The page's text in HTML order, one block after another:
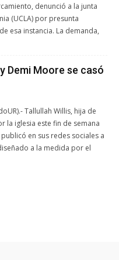
denunció a la junta
(UCLA) por presunta
esa instancia. La demanda,
Demi Moore se casó
Tallullah Willis, hija de
la iglesia este fin de semana
en sus redes sociales a
a la medida por el